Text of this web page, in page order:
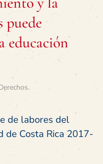
puede
educación
.
de labores del
de Costa Rica 2017-